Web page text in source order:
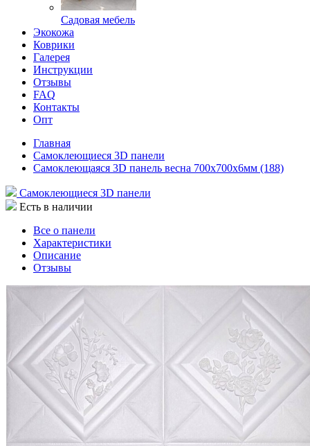
Садовая мебель
Экокожа
Коврики
Галерея
Инструкции
Отзывы
FAQ
Контакты
Опт
Главная
Самоклеющиеся 3D панели
Самоклеющаяся 3D панель весна 700x700x6мм (188)
Самоклеющиеся 3D панели
Есть в наличии
Все о панели
Характеристики
Описание
Отзывы